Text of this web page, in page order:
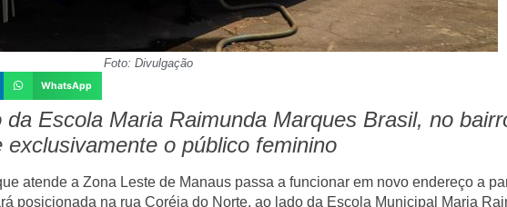
Foto: Divulgação
WhatsApp
Escola Maria Raimunda Marques Brasil, no
o público feminino
atende a Zona Leste de Manaus passa a funcionar em novo endereço a
posicionada na rua Coréia do Norte, ao lado da Escola Municipal Maria